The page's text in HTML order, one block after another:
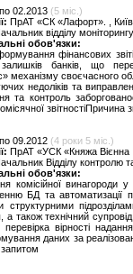
02.2013 (5 міс.)
ПрАТ «СК «Лафорт». , Київ
відділу моніторингу
обов'язки:
фінансових
залишків банків, що
механізму своєчасного
недоліків та
та контроль
звітностіПричина
09.2012 (4 роки 5 міс.)
ПрАТ «УСК «Княжа Вієнна
Відділу контролю
обов'язки:
комісійної винагороди
БД та автоматизації
структурними
а також технічний
перевірка вірності
даних за